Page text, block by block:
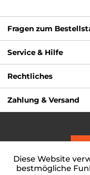
Fragen zum
Service & Hilfe
Rechtliches
Zahlung & Versand
* Alle Preise inkl.
ggf.
Funktionale
Diese Website
bestmögliche